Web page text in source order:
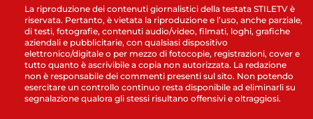
La riproduzione dei contenuti giornalistici della testata STILETV è
riservata. Pertanto, è vietata la riproduzione e l’uso, anche parziale,
di testi, fotografie, contenuti audio/video, filmati, loghi, grafiche
aziendali e pubblicitarie, con qualsiasi dispositivo
elettronico/digitale o per mezzo di fotocopie, registrazioni, cover e
tutto quanto è ascrivibile a copia non autorizzata. La redazione
non è responsabile dei commenti presenti sul sito. Non potendo
esercitare un controllo continuo resta disponibile ad eliminarli su
segnalazione qualora gli stessi risultano offensivi e oltraggiosi.